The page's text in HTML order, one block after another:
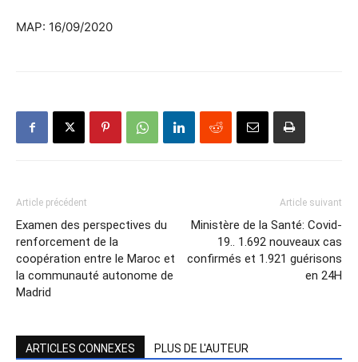
MAP: 16/09/2020
Article précédent
Examen des perspectives du
renforcement de la
coopération entre le Maroc et
la communauté autonome de
Madrid
Article suivant
Ministère de la Santé: Covid-
19.. 1.692 nouveaux cas
confirmés et 1.921 guérisons
en 24H
ARTICLES CONNEXES PLUS DE L'AUTEUR